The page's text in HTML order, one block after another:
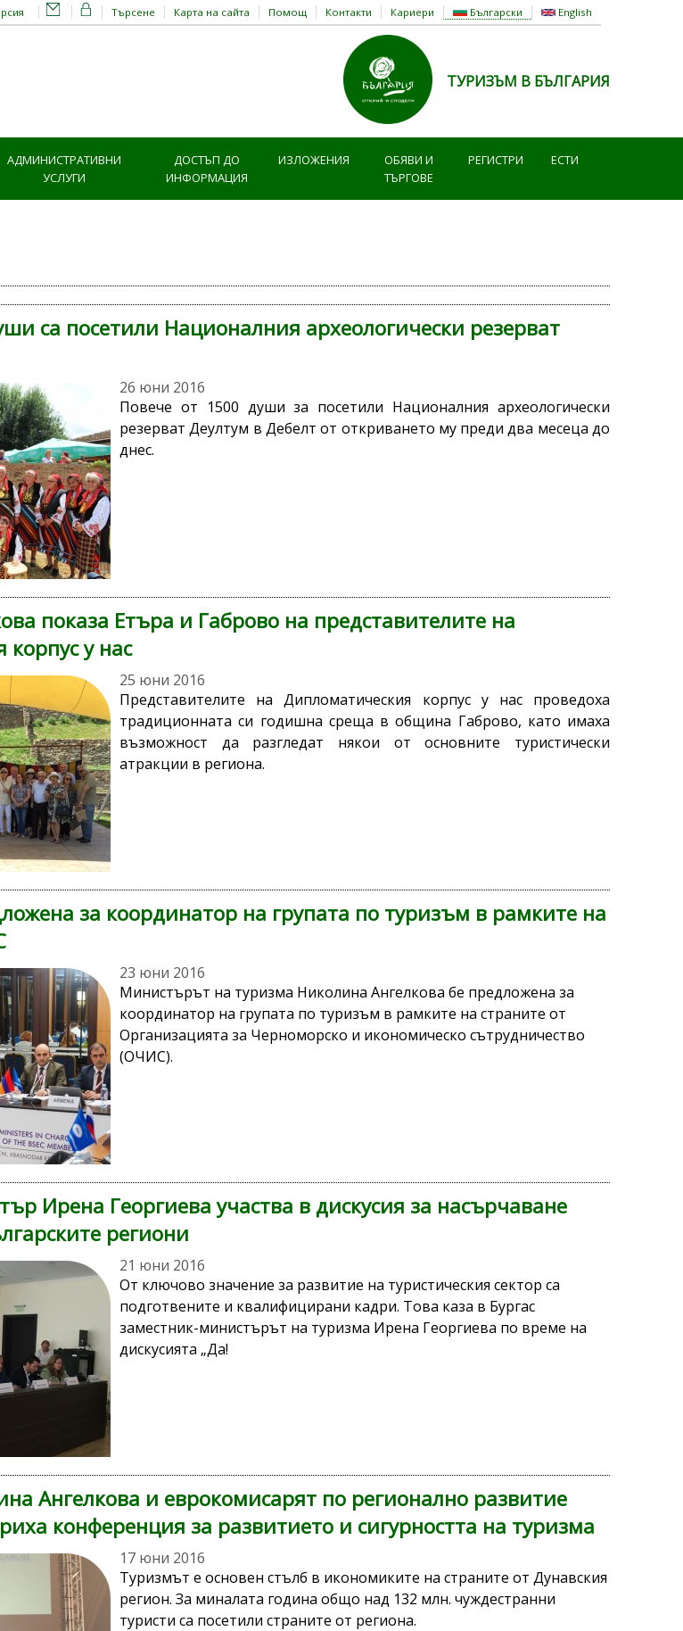
Български English
Търсене Карта на сайта Помощ Контакти Кариери
ТУРИЗЪМ В БЪЛГАРИЯ
АДМИНИСТРАТИВНИ
УСЛУГИ
ДОСТЪП ДО
ИНФОРМАЦИЯ
ИЗЛОЖЕНИЯ
ОБЯВИ И
ТЪРГОВЕ
РЕГИСТРИ ЕСТИ
са посетили Националния археологически резерват
26 юни 2016
Повече от 1500 души за посетили Националния археологически
резерват Деултум в Дебелт от откриването му преди два месеца до
днес.
показа Етъра и Габрово на представителите на
у нас
25 юни 2016
Представителите на Дипломатическия корпус у нас проведоха
традиционната си годишна среща в община Габрово, като имаха
възможност да разгледат някои от основните туристически
атракции в региона.
за координатор на групата по туризъм в рамките на
23 юни 2016
Министърът на туризма Николина Ангелкова бе предложена за
координатор на групата по туризъм в рамките на страните от
Организацията за Черноморско и икономическо сътрудничество
(ОЧИС).
Ирена Георгиева участва в дискусия за насърчаване
региони
21 юни 2016
От ключово значение за развитие на туристическия сектор са
подготвените и квалифицирани кадри. Това каза в Бургас
заместник-министърът на туризма Ирена Георгиева по време на
дискусията „Да!
Ангелкова и еврокомисарят по регионално развитие
конференция за развитието и сигурността на туризма
17 юни 2016
Туризмът е основен стълб в икономиките на страните от Дунавския
регион. За миналата година общо над 132 млн. чуждестранни
туристи са посетили страните от региона.